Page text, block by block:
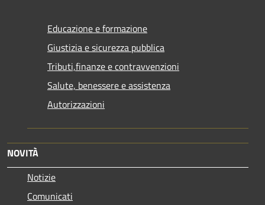
Educazione e formazione
Giustizia e sicurezza pubblica
Tributi,finanze e contravvenzioni
Salute, benessere e assistenza
Autorizzazioni
NOVITÀ
Notizie
Comunicati